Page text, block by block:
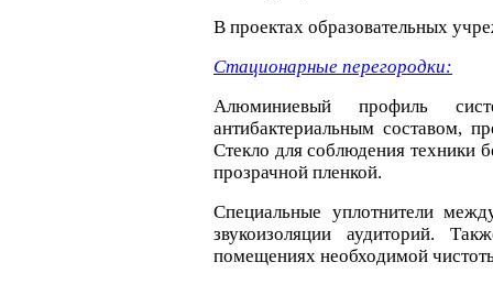
В проектах образовательных
Стационарные перегородки:
Алюминиевый профиль
антибактериальным составом,
Стекло для соблюдения техники
прозрачной пленкой.
Специальные уплотнители
звукоизоляции аудиторий.
помещениях необходимой